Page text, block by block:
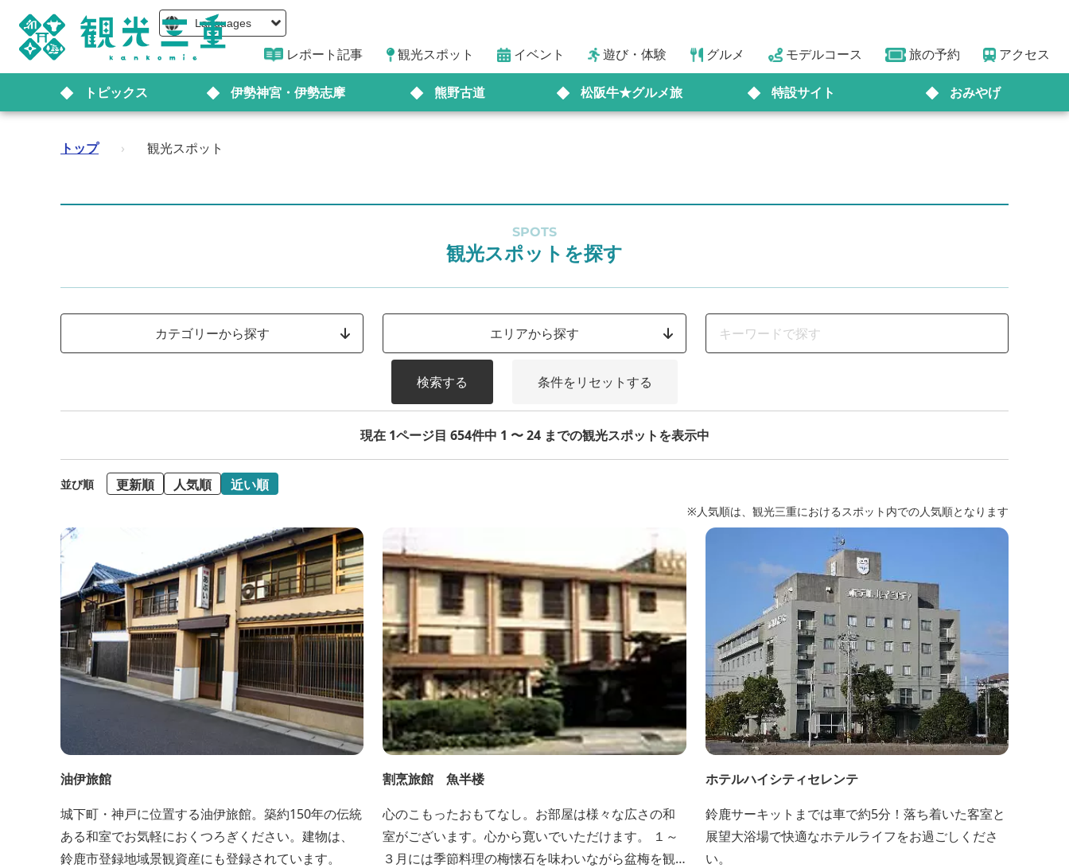
Languages
レポート記事 観光スポット イベント 遊び・体験 グルメ モデルコース 旅の予約 アクセス
トピックス 伊勢神宮・伊勢志摩 熊野古道 松阪牛★グルメ旅 特設サイト おみやげ
トップ › 観光スポット
SPOTS
観光スポットを探す
カテゴリーから探す エリアから探す
検索する 条件をリセットする
現在 1ページ目 654件中 1 〜 24 までの観光スポットを表示中
並び順 更新順 人気順 近い順
※人気順は、観光三重におけるスポット内での人気順となります
油伊旅館
城下町・神戸に位置する油伊旅館。築約150年の伝統
ある和室でお気軽におくつろぎください。建物は、
鈴鹿市登録地域景観資産にも登録されています。
割烹旅館 魚半楼
心のこもったおもてなし。お部屋は様々な広さの和
室がございます。心から寛いでいただけます。 １～
３月には季節料理の梅懐石を味わいながら盆梅を観
ホテルハイシティセレンテ
鈴鹿サーキットまでは車で約5分！落ち着いた客室と
展望大浴場で快適なホテルライフをお過ごしくださ
い。